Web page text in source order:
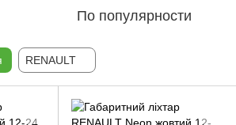
По популярности
RENAULT